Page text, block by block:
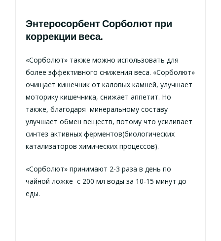
Энтеросорбент Сорболют при
коррекции веса.
«Сорболют» также можно использовать для
более эффективного снижения веса. «Сорболют»
очищает кишечник от каловых камней, улучшает
моторику кишечника, снижает аппетит. Но
также, благодаря минеральному составу
улучшает обмен веществ, потому что усиливает
синтез активных ферментов(биологических
катализаторов химических процессов).
«Сорболют» принимают 2-3 раза в день по
чайной ложке с 200 мл воды за 10-15 минут до
еды.